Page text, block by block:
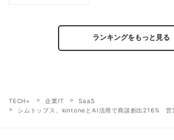
ランキングをもっと見る
TECH+ 企業IT
SaaS
シムトップス、kintoneとAI活用で商談創出216% 営